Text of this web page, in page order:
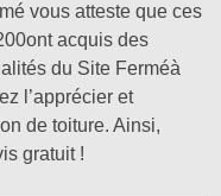
vous atteste que ces
acquis des
du Site Ferméà
l’apprécier et
de toiture. Ainsi,
gratuit !